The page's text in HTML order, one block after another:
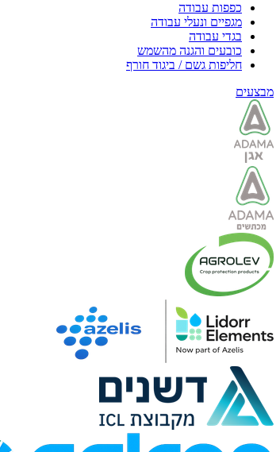
כפפות עבודה
מגפיים ונעלי עבודה
בגדי עבודה
כובעים והגנה מהשמש
חליפות גשם / ביגוד חורף
מבצעים